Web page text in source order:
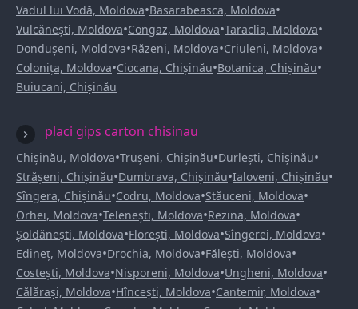
Vadul lui Vodă, Moldova•Basarabeasca, Moldova•
Vulcănești, Moldova•Congaz, Moldova•Taraclia, Moldova•
Dondușeni, Moldova•Răzeni, Moldova•Criuleni, Moldova•
Colonița, Moldova•Ciocana, Chișinău•Botanica, Chișinău•
Buiucani, Chișinău
placi gips carton chisinau
Chișinău, Moldova•Trușeni, Chișinău•Durlești, Chișinău•
Strășeni, Chișinău•Dumbrava, Chișinău•Ialoveni, Chișinău•
Sîngera, Chișinău•Codru, Moldova•Stăuceni, Moldova•
Orhei, Moldova•Telenești, Moldova•Rezina, Moldova•
Șoldănești, Moldova•Florești, Moldova•Sîngerei, Moldova•
Edineț, Moldova•Drochia, Moldova•Fălești, Moldova•
Costești, Moldova•Nisporeni, Moldova•Ungheni, Moldova•
Călărași, Moldova•Hîncești, Moldova•Cantemir, Moldova•